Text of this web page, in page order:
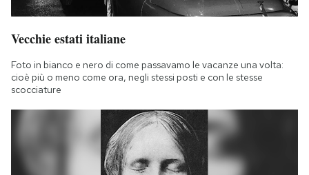
Vecchie estati italiane
Foto in bianco e nero di come passavamo le vacanze una volta:
cioè più o meno come ora, negli stessi posti e con le stesse
scocciature